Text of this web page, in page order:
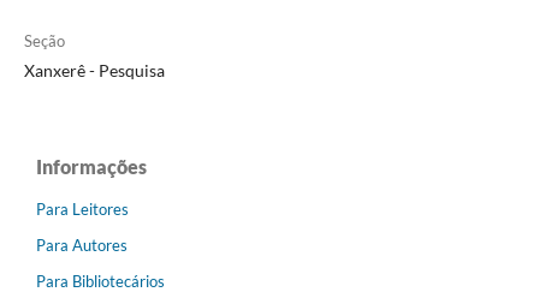
Seção
Xanxerê - Pesquisa
Informações
Para Leitores
Para Autores
Para Bibliotecários